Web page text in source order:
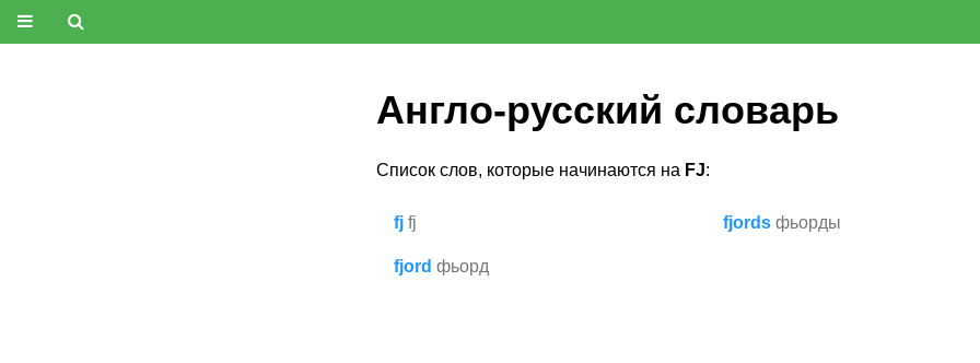
Англо-русский словарь
Список слов, которые начинаются на FJ:
fj fj fjords фьорды
fjord фьорд